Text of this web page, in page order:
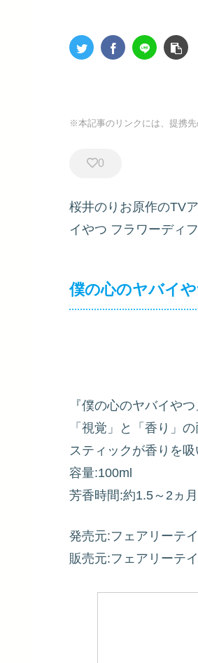
※本記事のリンクには、提携先
0
桜井のりお原作のTV
イやつ フラワーディ
僕の心のヤバイ
『僕の心のヤバイや
「視覚」と「香り」
スティックが香りを
容量:100ml
芳香時間:約1.5～2ヵ
発売元:フェアリーテ
販売元:フェアリーテ